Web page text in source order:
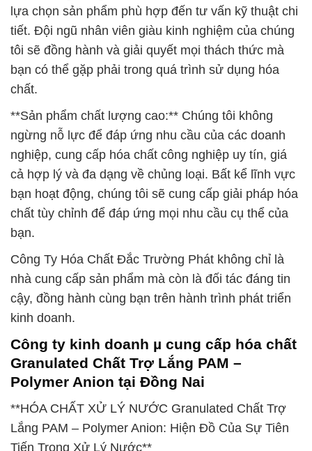
lựa chọn sản phẩm phù hợp đến tư vấn kỹ thuật chi
tiết. Đội ngũ nhân viên giàu kinh nghiệm của chúng
tôi sẽ đồng hành và giải quyết mọi thách thức mà
bạn có thể gặp phải trong quá trình sử dụng hóa
chất.
**Sản phẩm chất lượng cao:** Chúng tôi không
ngừng nỗ lực để đáp ứng nhu cầu của các doanh
nghiệp, cung cấp hóa chất công nghiệp uy tín, giá
cả hợp lý và đa dạng về chủng loại. Bất kể lĩnh vực
bạn hoạt động, chúng tôi sẽ cung cấp giải pháp hóa
chất tùy chỉnh để đáp ứng mọi nhu cầu cụ thể của
bạn.
Công Ty Hóa Chất Đắc Trường Phát không chỉ là
nhà cung cấp sản phẩm mà còn là đối tác đáng tin
cậy, đồng hành cùng bạn trên hành trình phát triển
kinh doanh.
Công ty kinh doanh µ cung cấp hóa chất
Granulated Chất Trợ Lắng PAM –
Polymer Anion tại Đồng Nai
**HÓA CHẤT XỬ LÝ NƯỚC Granulated Chất Trợ
Lắng PAM – Polymer Anion: Hiện Đồ Của Sự Tiên
Tiến Trong Xử Lý Nước**